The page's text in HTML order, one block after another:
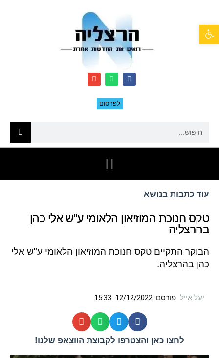
לפרסום
עוד כתבות בנושא
טקס חנוכת המוזיאון הלאומי ע"ש אלי כהן
בהרצליה
הבוקר התקיים טקס חנוכת המוזיאון הלאומי ע"ש אלי
כהן בהרצליה.
יעל אייל פורסם: 12/12/2022
15:33
לחצו כאן והצטרפו לקבוצת הווצאפ שלנו!
פתח סרגל נגישות